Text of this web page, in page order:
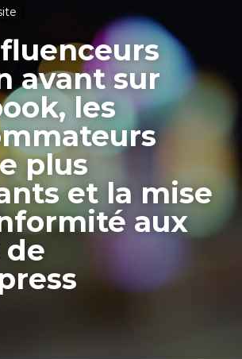
avant sur
les
plus
et la mise
aux
de